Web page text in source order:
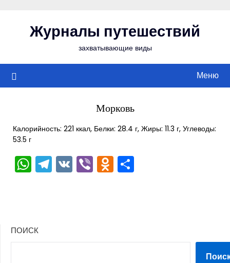
содержимомуЖурналы путешествий
захватывающие виды
Меню
Морковь
Калорийность: 221 ккал, Белки: 28.4 г, Жиры: 11.3 г, Углеводы:
53.5 г
WhatsApp
Telegram
VKViberOdnoklassniki
ПОИСК